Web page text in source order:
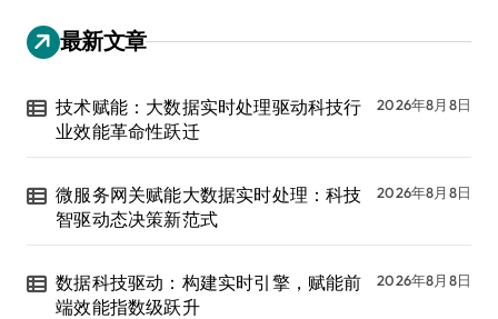
最新文章
技术赋能：大数据实时处理驱动科技行
业效能革命性跃迁
2026年8月8日
微服务网关赋能大数据实时处理：科技
智驱动态决策新范式
2026年8月8日
数据科技驱动：构建实时引擎，赋能前
端效能指数级跃升
2026年8月8日